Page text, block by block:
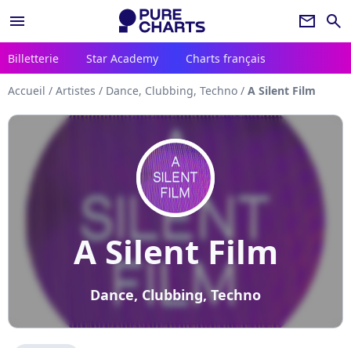
menu newsletter search
Billetterie Star Academy Charts français
Accueil / Artistes / Dance, Clubbing, Techno / A Silent Film
A Silent Film
Dance, Clubbing, Techno